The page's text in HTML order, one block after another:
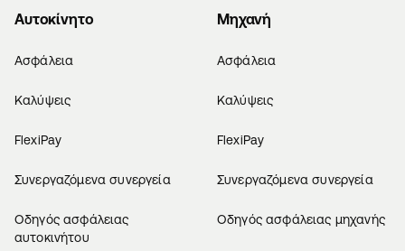
Αυτοκίνητο
Ασφάλεια
Καλύψεις
FlexiPay
Συνεργαζόμενα συνεργεία
Οδηγός ασφάλειας
αυτοκινήτου
Μηχανή
Ασφάλεια
Καλύψεις
FlexiPay
Συνεργαζόμενα συνεργεία
Οδηγός ασφάλειας μηχανής